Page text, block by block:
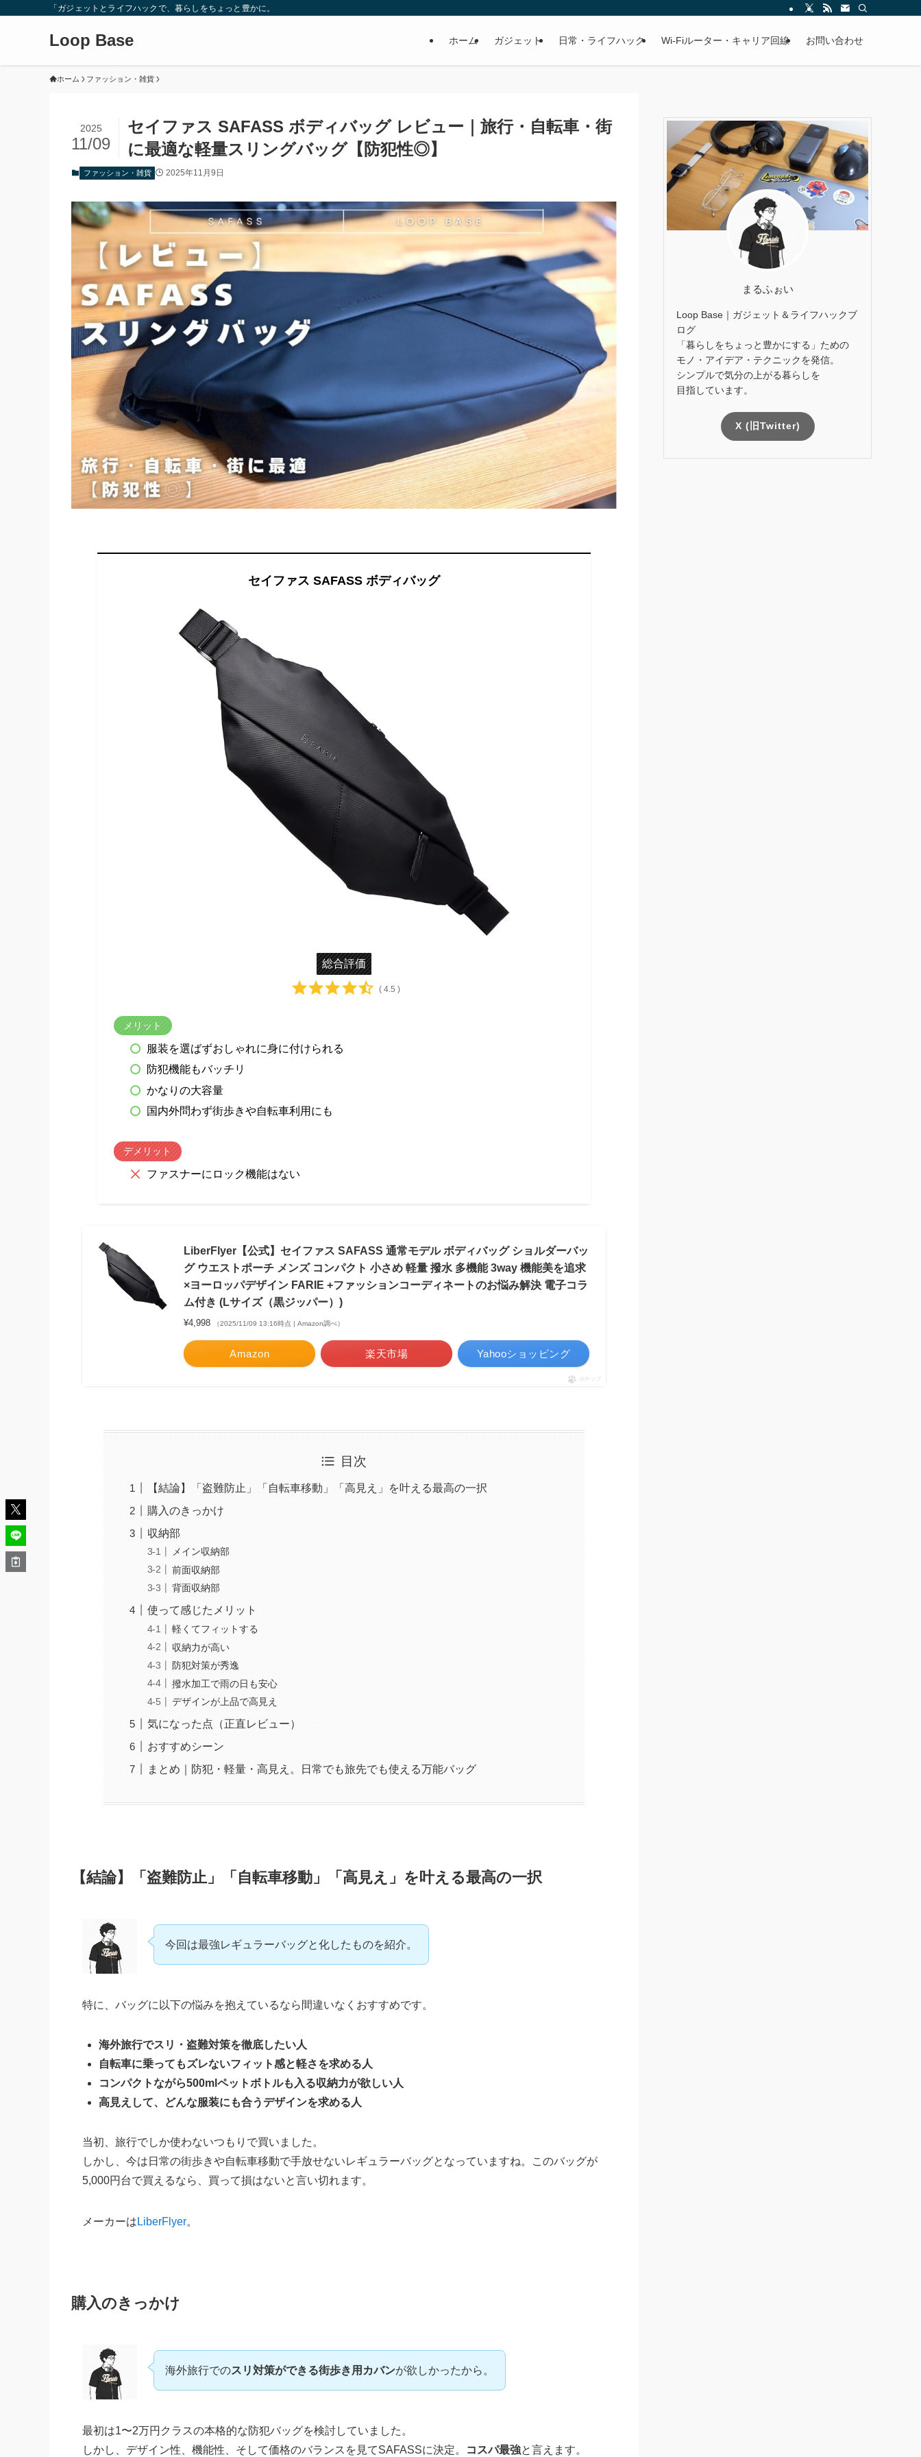
「ガジェットとライフハックで、暮らしをちょっと豊かに。
Loop Base ホーム ガジェット 日常・ライフハック Wi-Fiルーター・キャリア回線 お問い合わせ
ホーム ファッション・雑貨
セイファス SAFASS ボディバッグ レビュー｜旅行・自転車・街
に最適な軽量スリングバッグ【防犯性◎】
2025
11/09
ファッション・雑貨 2025年11月9日
セイファス SAFASS ボディバッグ
総合評価
( 4.5 )
メリット
服装を選ばずおしゃれに身に付けられる
防犯機能もバッチリ
かなりの大容量
国内外問わず街歩きや自転車利用にも
デメリット
ファスナーにロック機能はない
LiberFlyer【公式】セイファス SAFASS 通常モデル ボディバッグ ショルダーバッ
グ ウエストポーチ メンズ コンパクト 小さめ 軽量 撥水 多機能 3way 機能美を追求
×ヨーロッパデザイン FARIE +ファッションコーディネートのお悩み解決 電子コラ
ム付き (Lサイズ（黒ジッパー）)
¥4,998 （2025/11/09 13:16時点 | Amazon調べ）
Amazon 楽天市場 Yahooショッピング
ポチップ
目次
【結論】「盗難防止」「自転車移動」「高見え」を叶える最高の一択
購入のきっかけ
収納部
メイン収納部
前面収納部
背面収納部
使って感じたメリット
軽くてフィットする
収納力が高い
防犯対策が秀逸
撥水加工で雨の日も安心
デザインが上品で高見え
気になった点（正直レビュー）
おすすめシーン
まとめ｜防犯・軽量・高見え。日常でも旅先でも使える万能バッグ
【結論】「盗難防止」「自転車移動」「高見え」を叶える最高の一択
今回は最強レギュラーバッグと化したものを紹介。
特に、バッグに以下の悩みを抱えているなら間違いなくおすすめです。
海外旅行でスリ・盗難対策を徹底したい人
自転車に乗ってもズレないフィット感と軽さを求める人
コンパクトながら500mlペットボトルも入る収納力が欲しい人
高見えして、どんな服装にも合うデザインを求める人
当初、旅行でしか使わないつもりで買いました。
しかし、今は日常の街歩きや自転車移動で手放せないレギュラーバッグとなっていますね。このバッグが
5,000円台で買えるなら、買って損はないと言い切れます。
メーカーは LiberFlyer。
購入のきっかけ
海外旅行でのスリ対策ができる街歩き用カバンが欲しかったから。
最初は1〜2万円クラスの本格的な防犯バッグを検討していました。
しかし、デザイン性、機能性、そして価格のバランスを見てSAFASSに決定。
コスパ最強と言えます。
まるふぉい
Loop Base｜ガジェット＆ライフハックブ
ログ
「暮らしをちょっと豊かにする」ための
モノ・アイデア・テクニックを発信。
シンプルで気分の上がる暮らしを
目指しています。
X (旧Twitter)